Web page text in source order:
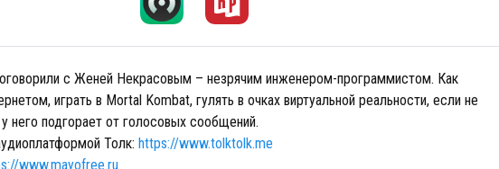
с Женей Некрасовым – незрячим инженером-программистом. Как
играть в Mortal Kombat, гулять в очках виртуальной реальности, если не
него подгорает от голосовых сообщений.
Толк: https://www.tolktolk.me
www.mayofree.ru